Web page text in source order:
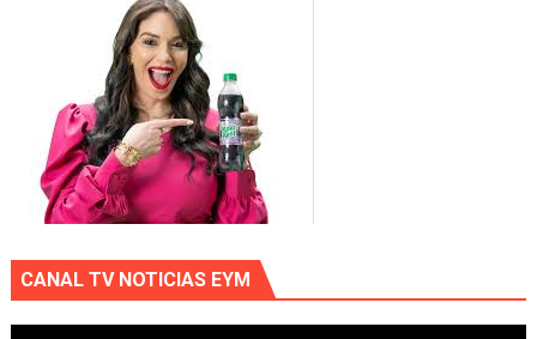
CANAL TV NOTICIAS EYM